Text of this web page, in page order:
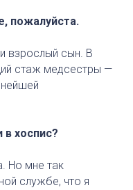
пожалуйста.
взрослый сын. В
стаж медсестры —
хоспис?
Но мне так
службе, что я